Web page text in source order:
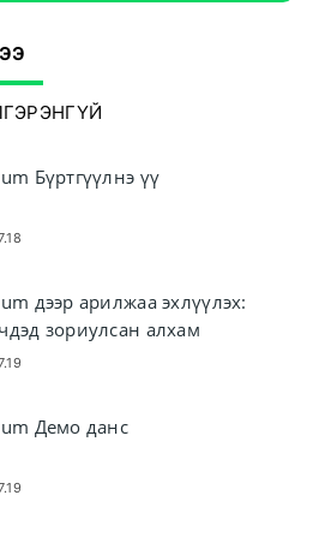
Бүртгүүлнэ үү
дээр арилжаа эхлүүлэх:
зориулсан алхам
тохируулах
Демо данс